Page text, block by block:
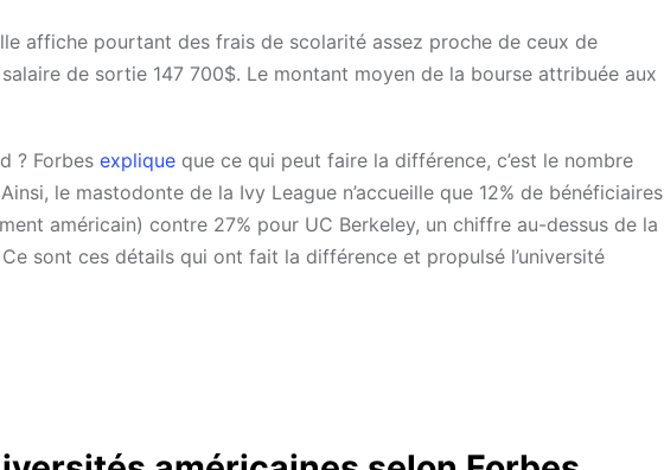
affiche pourtant des frais de scolarité assez proche de ceux de
de sortie 147 700$. Le montant moyen de la bourse attribuée aux
? Forbes explique que ce qui peut faire la différence, c’est le nombre
le mastodonte de la Ivy League n’accueille que 12% de bénéficiaires
américain) contre 27% pour UC Berkeley, un chiffre au-dessus de la
sont ces détails qui ont fait la différence et propulsé l’université